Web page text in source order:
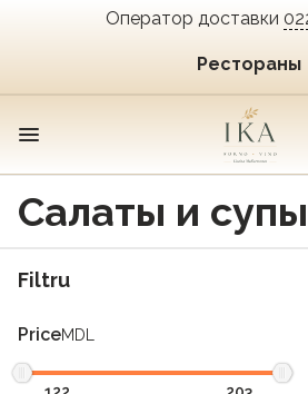
Оператор доставки
Рестораны
Салаты и супы
Filtru
PriceMDL